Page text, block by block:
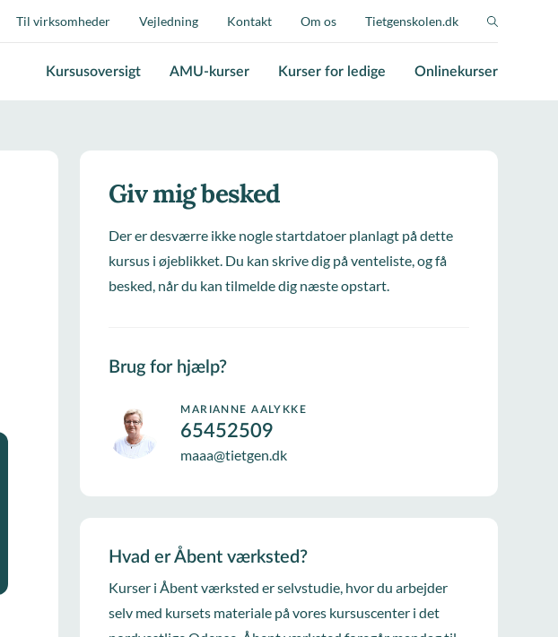
Til virksomheder Vejledning Kontakt Om os Tietgenskolen.dk
Kursusoversigt AMU-kurser Kurser for ledige Onlinekurser
Giv mig besked
Der er desværre ikke nogle startdatoer planlagt på dette
kursus i øjeblikket. Du kan skrive dig på venteliste, og få
besked, når du kan tilmelde dig næste opstart.
Brug for hjælp?
MARIANNE AALYKKE
65452509
maaa@tietgen.dk
Hvad er Åbent værksted?
Kurser i Åbent værksted er selvstudie, hvor du arbejder
selv med kursets materiale på vores kursuscenter i det